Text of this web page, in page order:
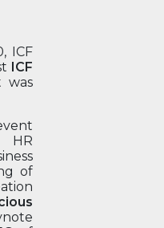
ICF
ICF
of